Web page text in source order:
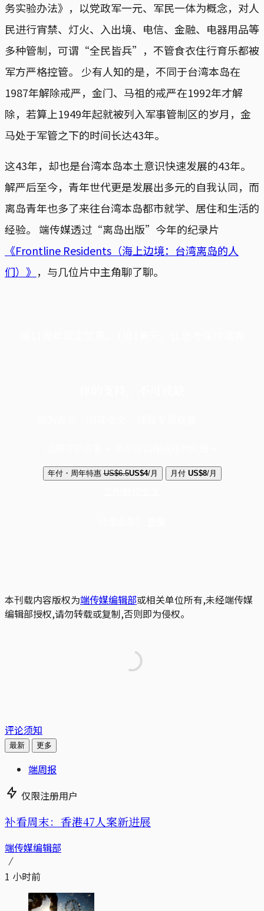
务实验办法》，以党政军一元、军民一体为概念，对人
民进行宵禁、灯火、入出境、电信、金融、电器用品等
多种管制，可谓“全民皆兵”，不管食衣住行育乐都被
军方严格控管。 少有人知的是，不同于台湾本岛在
1987年解除戒严，金门、马祖的戒严在1992年才解
除，若算上1949年起就被列入军事管制区的岁月，金
马处于军管之下的时间长达43年。
这43年，却也是台湾本岛本土意识快速发展的43年。
解严后至今，青年世代更是发展出多元的自我认同，而
离岛青年也多了来往台湾本岛都市就学、居住和生活的
经验。 端传媒透过“离岛出版”今年的纪录片
《Frontline Residents（海上边境：台湾离岛的人
们）》 ，与几位片中主角聊了聊。
年付・周年特惠 US$6.5US$4/月 月付 US$8/月
本刊载内容版权为端传媒编辑部或相关单位所有,未经端传媒
编辑部授权,请勿转载或复制,否则即为侵权。
评论须知
最新 更多
端周报
仅限注册用户
补看周末：香港47人案新进展
端传媒编辑部
1 小时前